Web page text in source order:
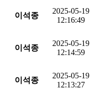
이석종
2025-05-19
12:16:49
이석종
2025-05-19
12:14:59
이석종
2025-05-19
12:13:27